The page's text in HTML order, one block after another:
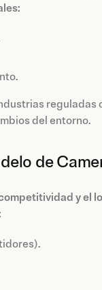
reguladas
del entorno.
de
y el